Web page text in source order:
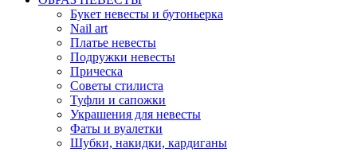
Букет невесты и бутоньерка
Nail art
Платье невесты
Подружки невесты
Прическа
Советы стилиста
Туфли и сапожки
Украшения для невесты
Фаты и вуалетки
Шубки, накидки, кардиганы